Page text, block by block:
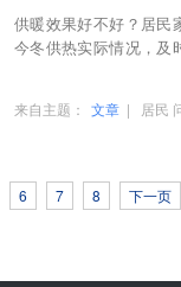
供暖效果好不好？居民
今冬供热实际情况，及
来自主题： 文章 | 居民
6 7 8 下一页